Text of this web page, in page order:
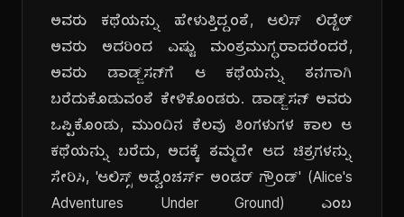
ಅವರು ಕಥೆಯನ್ನು ಹೇಳುತ್ತಿದ್ದಂತೆ, ಆಲಿಸ್ ಲಿಡ್ಡೆಲ್
ಅವರು ಅದರಿಂದ ಎಷ್ಟು ಮಂತ್ರಮುಗ್ಧರಾದರೆಂದರೆ,
ಅವರು ಡಾಡ್ಜ್‌ಸನ್‌ಗೆ ಆ ಕಥೆಯನ್ನು ತನಗಾಗಿ
ಬರೆದುಕೊಡುವಂತೆ ಕೇಳಿಕೊಂಡರು. ಡಾಡ್ಜ್‌ಸನ್ ಅವರು
ಒಪ್ಪಿಕೊಂಡು, ಮುಂದಿನ ಕೆಲವು ತಿಂಗಳುಗಳ ಕಾಲ ಆ
ಕಥೆಯನ್ನು ಬರೆದು, ಅದಕ್ಕೆ ತಮ್ಮದೇ ಆದ ಚಿತ್ರಗಳನ್ನು
ಸೇರಿಸಿ, 'ಆಲಿಸ್ಸ್ ಅಡ್ವೆಂಚರ್ಸ್ ಅಂಡರ್ ಗ್ರೌಂಡ್' (Alice's
Adventures Under Ground) ಎಂಬ